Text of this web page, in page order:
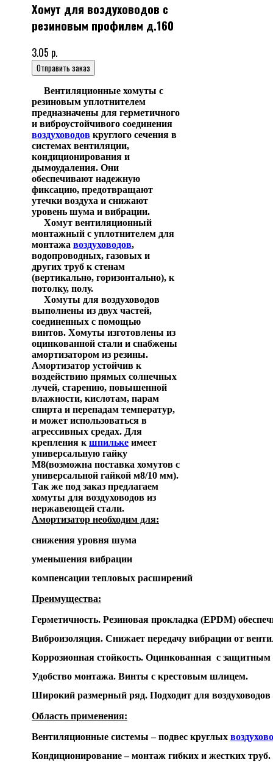
Хомут для воздуховодов с
резиновым профилем д.160
3.05 р.
Отправить заказ
Вентиляционные хомуты с
резиновым уплотнителем
предназначены для герметичного
и виброустойчивого соединения
воздуховодов круглого сечения в
системах вентиляции,
кондиционирования и
дымоудаления. Они
обеспечивают надежную
фиксацию, предотвращают
утечки воздуха и снижают
уровень шума и вибрации.
Хомут вентиляционный
монтажный с уплотнителем для
монтажа воздуховодов,
водопроводных, газовых и
других труб к стенам
(вертикально, горизонтально), к
потолку, полу.
Хомуты для воздуховодов
выполнены из двух частей,
соединенных с помощью
винтов. Хомуты изготовлены из
оцинкованной стали и снабжены
амортизатором из резины.
Амортизатор устойчив к
воздействию прямых солнечных
лучей, старению, повышенной
влажности, кислотам, парам
спирта и перепадам температур,
и может использоваться в
агрессивных средах. Для
крепления к шпильке имеет
универсальную гайку
М8(возможна поставка хомутов с
универсальной гайкой м8/10 мм).
Так же под заказ предлагаем
хомуты для воздуховодов из
нержавеющей стали.
Амортизатор необходим для:
снижения уровня шума
уменьшения вибрации
компенсации тепловых расширений
Преимущества:
Герметичность. Резиновая прокладка (EPDM)
Виброизоляция. Снижает передачу вибрации от
Коррозионная стойкость. Оцинкованная  с
Удобство монтажа. Винты с крестовым шлицем.
Широкий размерный ряд. Подходит для воздуховодов
Область применения:
Вентиляционные системы – подвес круглых
Кондиционирование – монтаж гибких и жестких труб.